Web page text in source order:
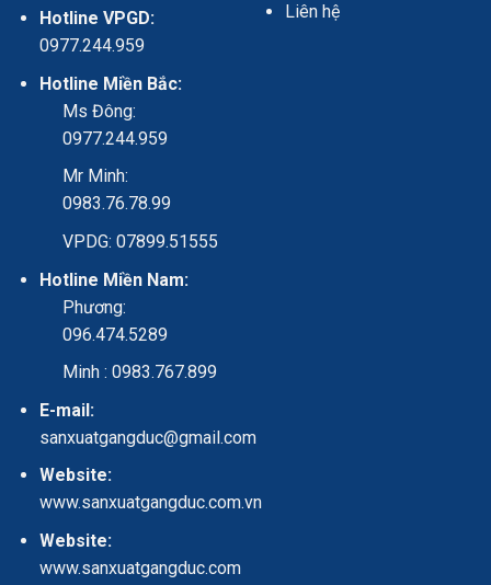
Hotline VPGD:
0977.244.959
Hotline Miền Bắc:
Ms Đông:
0977.244.959
Mr Minh:
0983.76.78.99
VPDG: 07899.51555
Hotline Miền Nam:
Phương:
096.474.5289
Minh : 0983.767.899
E-mail:
sanxuatgangduc@gmail.com
Website:
www.sanxuatgangduc.com.vn
Website:
www.sanxuatgangduc.com
Liên hệ